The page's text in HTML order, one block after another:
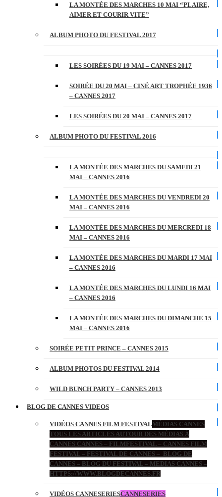
LA MONTÉE DES MARCHES 10 MAI “PLAIRE,
AIMER ET COURIR VITE”
ALBUM PHOTO DU FESTIVAL 2017
LES SOIRÉES DU 19 MAI – CANNES 2017
SOIRÉE DU 20 MAI – CINÉ ART TROPHÉE 1936
– CANNES 2017
LES SOIRÉES DU 20 MAI – CANNES 2017
ALBUM PHOTO DU FESTIVAL 2016
LA MONTÉE DES MARCHES DU SAMEDI 21
MAI – CANNES 2016
LA MONTÉE DES MARCHES DU VENDREDI 20
MAI – CANNES 2016
LA MONTÉE DES MARCHES DU MERCREDI 18
MAI – CANNES 2016
LA MONTÉE DES MARCHES DU MARDI 17 MAI
– CANNES 2016
LA MONTÉE DES MARCHES DU LUNDI 16 MAI
– CANNES 2016
LA MONTÉE DES MARCHES DU DIMANCHE 15
MAI – CANNES 2016
SOIRÉE PETIT PRINCE – CANNES 2015
ALBUM PHOTOS DU FESTIVAL 2014
WILD BUNCH PARTY – CANNES 2013
BLOG DE CANNES VIDEOS
VIDÉOS CANNES FILM FESTIVALMÉDIAS CANNES
TOUS LES ARTICLES AUTOUR DES MÉDIAS À
CANNES CANNES – FILMFESTIVAL – CANNES FILM
FESTIVAL – FESTIVAL DE CANNES – BLOG DE
CANNES – BLOG DU FESTIVAL – MEDIAS CANNES –
HTTPS://WWW.BLOGDECANNES.FR
VIDÉOS CANNESERIESCANNESERIES